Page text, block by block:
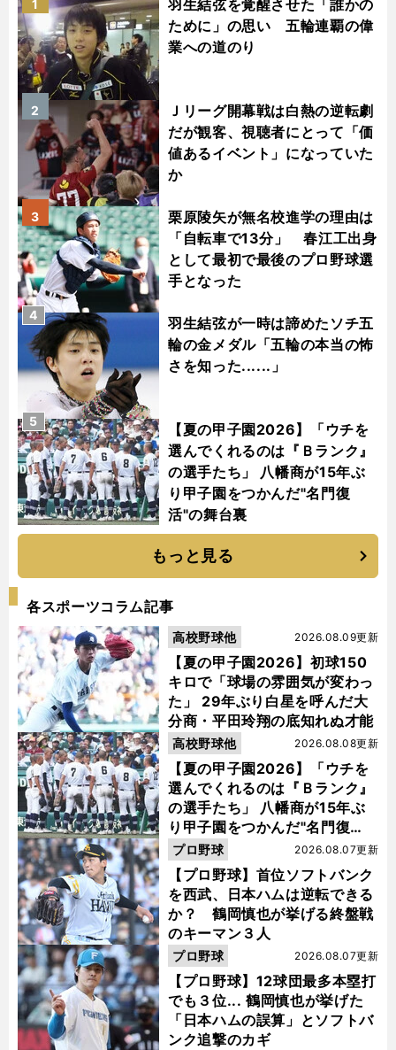
羽生結弦を覚醒させた「誰かの
ために」の思い 五輪連覇の偉
業への道のり
1
Ｊリーグ開幕戦は白熱の逆転劇
だが観客、視聴者にとって「価
値あるイベント」になっていた
か
2
栗原陵矢が無名校進学の理由は
「自転車で13分」 春江工出身
として最初で最後のプロ野球選
手となった
3
羽生結弦が一時は諦めたソチ五
輪の金メダル「五輪の本当の怖
さを知った......」
4
【夏の甲子園2026】「ウチを
選んでくれるのは『Ｂランク』
の選手たち」 八幡商が15年ぶ
り甲子園をつかんだ"名門復
活"の舞台裏
5
もっと見る
各スポーツコラム記事
【夏の甲子園2026】初球150
キロで「球場の雰囲気が変わっ
た」 29年ぶり白星を呼んだ大
分商・平田玲翔の底知れぬ才能
2026.08.09更新
高校野球他
【夏の甲子園2026】「ウチを
選んでくれるのは『Ｂランク』
の選手たち」 八幡商が15年ぶ
り甲子園をつかんだ"名門復
活"の舞台裏
2026.08.08更新
高校野球他
【プロ野球】首位ソフトバンク
を西武、日本ハムは逆転できる
か？ 鶴岡慎也が挙げる終盤戦
のキーマン３人
2026.08.07更新
プロ野球
【プロ野球】12球団最多本塁打
でも３位... 鶴岡慎也が挙げた
「日本ハムの誤算」とソフトバ
ンク追撃のカギ
2026.08.07更新
プロ野球